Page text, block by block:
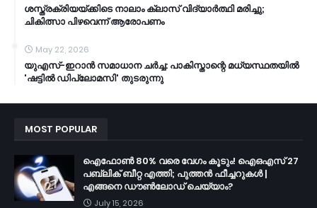
ശസ്ത്രക്രിയയ്ക്കിടെ നാലാം ക്ലാസ് വിദ്യാർത്ഥി മരിച്ചു;
ചികിത്സാ പിഴവെന്ന് ആരോപണം
May 22, 2026
യുഎസ്-ഇറാൻ സമാധാന ചർച്ച: പാകിസ്താന്റെ മധ്യസ്ഥതയിൽ
'ഷട്ടിൽ ഡിപ്ലോമസി' തുടരുന്നു
MOST POPULAR
ഐഫോൺ 80% വരെ വേഗം കൂടും! ഐഒഎസ് 27
പബ്ലിക് ബീറ്റ എത്തി; പുത്തൻ ഫീച്ചറുകൾ |
എങ്ങനെ ഡൗൺലോഡ് ചെയ്യാം?
July 15, 2026